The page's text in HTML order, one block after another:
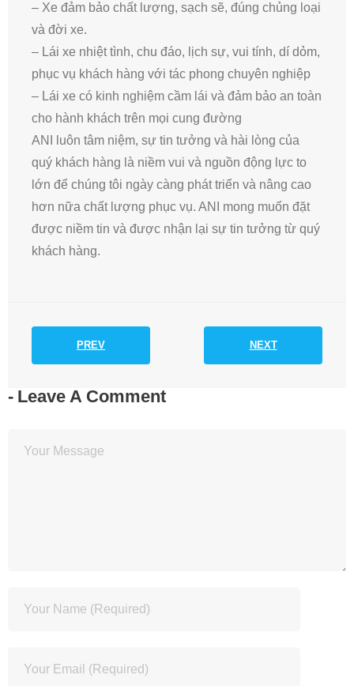
– Xe đảm bảo chất lượng, sạch sẽ, đúng chủng loại
và đời xe.
– Lái xe nhiệt tình, chu đáo, lịch sự, vui tính, dí dỏm,
phục vụ khách hàng với tác phong chuyên nghiệp
– Lái xe có kinh nghiệm cầm lái và đảm bảo an toàn
cho hành khách trên mọi cung đường
ANI luôn tâm niệm, sự tin tưởng và hài lòng của
quý khách hàng là niềm vui và nguồn động lực to
lớn để chúng tôi ngày càng phát triển và nâng cao
hơn nữa chất lượng phục vụ. ANI mong muốn đặt
được niềm tin và được nhận lại sự tin tưởng từ quý
khách hàng.
PREV NEXT
Leave A Comment